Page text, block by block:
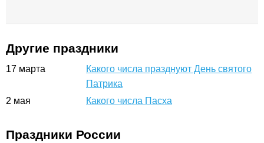
Другие праздники
17 марта
Какого числа празднуют День святого
Патрика
2 мая Какого числа Пасха
Праздники России